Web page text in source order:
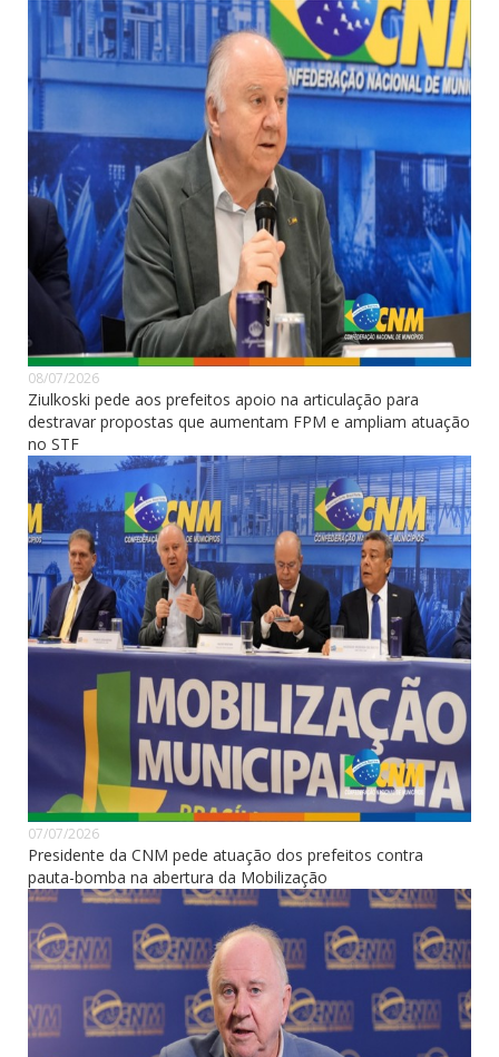
08/07/2026
Ziulkoski pede aos prefeitos apoio na articulação para
destravar propostas que aumentam FPM e ampliam atuação
no STF
07/07/2026
Presidente da CNM pede atuação dos prefeitos contra
pauta-bomba na abertura da Mobilização